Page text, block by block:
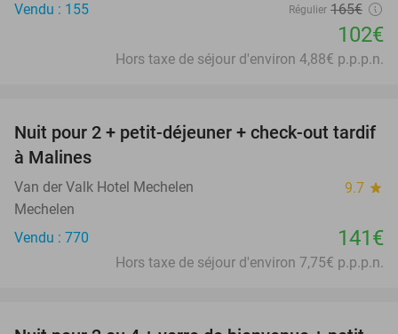
Vendu : 155
Régulier 165€
102€
Hors taxe de séjour d'environ 4,88€ p.p.p.n.
Nuit pour 2 + petit-déjeuner + check-out tardif
à Malines
Van der Valk Hotel Mechelen 9.7 star
Mechelen
Vendu : 770
141€
Hors taxe de séjour d'environ 7,75€ p.p.p.n.